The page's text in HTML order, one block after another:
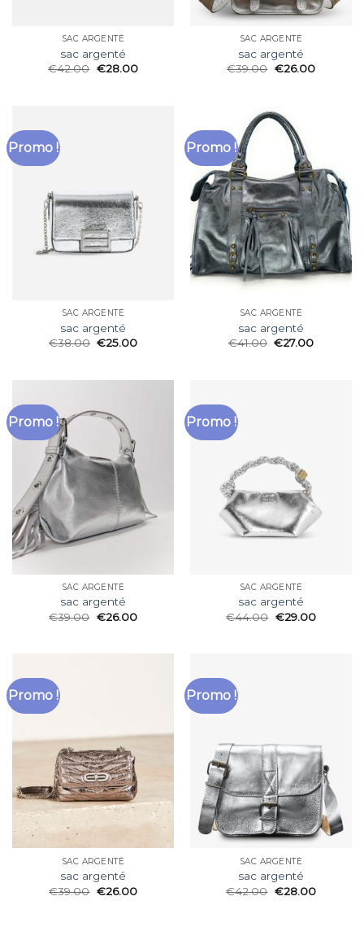
SAC ARGENTÉ
sac argenté
€42.00 €28.00
SAC ARGENTÉ
sac argenté
€39.00 €26.00
Promo !
SAC ARGENTÉ
sac argenté
€38.00 €25.00
Promo !
SAC ARGENTÉ
sac argenté
€41.00 €27.00
Promo !
SAC ARGENTÉ
sac argenté
€39.00 €26.00
Promo !
SAC ARGENTÉ
sac argenté
€44.00 €29.00
Promo !
SAC ARGENTÉ
sac argenté
€39.00 €26.00
Promo !
SAC ARGENTÉ
sac argenté
€42.00 €28.00